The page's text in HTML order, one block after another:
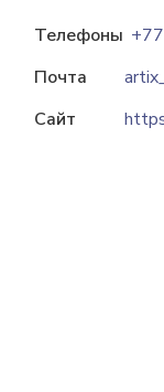
Телефоны
Почта
Сайт